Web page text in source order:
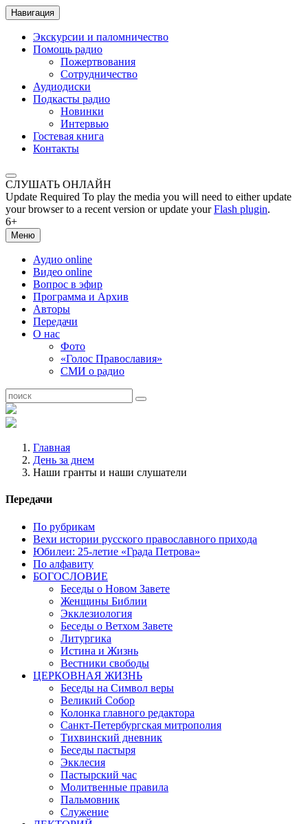
Навигация
Экскурсии и паломничество
Помощь радио
Пожертвования
Сотрудничество
Аудиодиски
Подкасты радио
Новинки
Интервью
Гостевая книга
Контакты
СЛУШАТЬ ОНЛАЙН
Update Required To play the media you will need to either update
your browser to a recent version or update yourFlash plugin.
6+
Меню
Аудио online
Видео online
Вопрос в эфир
Программа и Архив
Авторы
Передачи
О нас
Фото
«Голос Православия»
СМИ о радио
Главная
День за днем
Наши гранты и наши слушатели
Передачи
По рубрикам
Вехи истории русского православного прихода
Юбилеи: 25-летие «Града Петрова»
По алфавиту
БОГОСЛОВИЕ
Беседы о Новом Завете
Женщины Библии
Экклезиология
Беседы о Ветхом Завете
Литургика
Истина и Жизнь
Вестники свободы
ЦЕРКОВНАЯ ЖИЗНЬ
Беседы на Символ веры
Великий Собор
Колонка главного редактора
Санкт-Петербургская митрополия
Тихвинский дневник
Беседы пастыря
Экклесия
Пастырский час
Молитвенные правила
Пальмовник
Служение